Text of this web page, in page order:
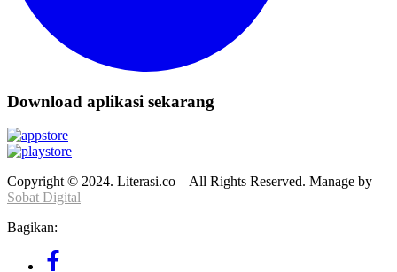
Download aplikasi sekarang
Copyright © 2024. Literasi.co – All Rights Reserved. Manage by
Sobat Digital
Bagikan: